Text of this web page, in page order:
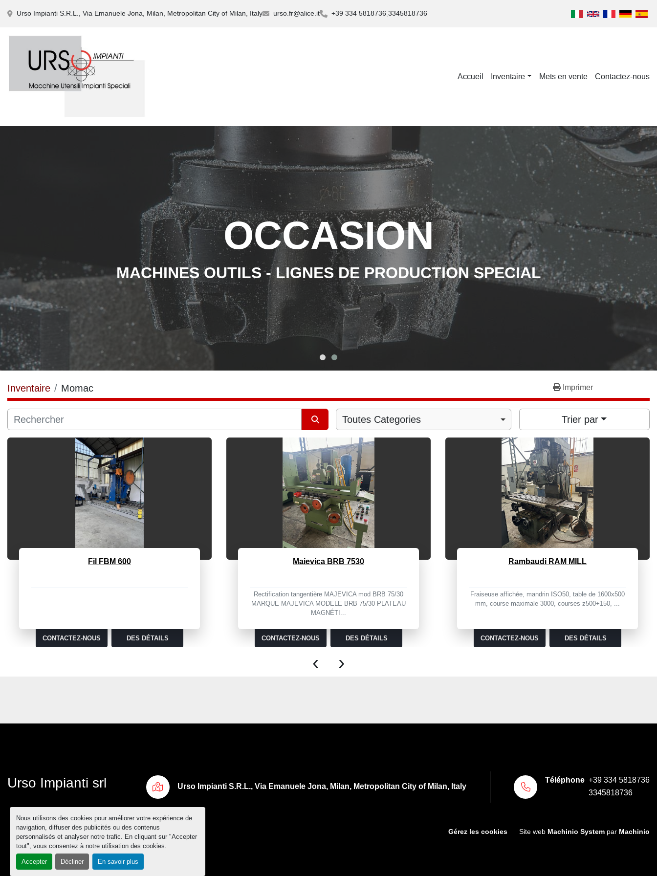
Nous utilisons des cookies pour améliorer votre expérience de
navigation, diffuser des publicités ou des contenus
personnalisés et analyser notre trafic. En cliquant sur "Accepter
tout", vous consentez à notre utilisation des cookies.
Accepter Décliner En savoir plus
Urso Impianti S.R.L., Via Emanuele Jona, Milan, Metropolitan City of Milan, Italy urso.fr@alice.it +39 334 5818736 3345818736
Accueil Inventaire Mets en vente Contactez-nous
OCCASION
MACHINES OUTILS - LIGNES DE PRODUCTION SPECIAL
Inventaire Momac Imprimer
Toutes Categories Trier par
Maievica BRB 7530
CONTACTEZ-NOUS DES DÉTAILS
Rambaudi RAM MILL
Fraiseuse affichée, mandrin ISO50, table de 1600x500
mm, course maximale 3000, courses z500+150, ...
CONTACTEZ-NOUS DES DÉTAILS
Alpa RT 450
Taper: MEULAGE TANGENTIEL Construction: ALPA
Modèle: RT 450 Code: 393.260.02 Dimension ut...
CONTACTEZ-NOUS DES DÉTAILS
‹ ›
Urso Impianti srl Urso Impianti S.R.L., Via Emanuele Jona, Milan, Metropolitan City of Milan, Italy
Téléphone +39 334 5818736
3345818736
Gérez les cookies Site web Machinio System par Machinio